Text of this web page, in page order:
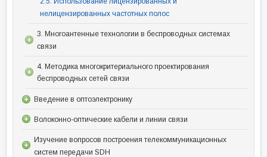
нелицензированных частотных полос
3. Многоантенные технологии в беспроводных системах
связи
4. Методика многокритериального проектирования
беспроводных сетей связи
Введение в оптоэлектронику
Волоконно-оптические кабели и линии связи
Изучение вопросов построения телекоммуникационных
систем передачи SDH